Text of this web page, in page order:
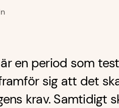
en period som
sig att det
krav. Samtidigt